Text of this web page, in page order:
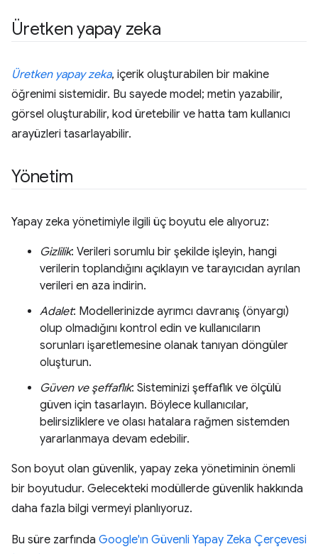
Üretken yapay zeka
Üretken yapay zeka, içerik oluşturabilen bir makine
öğrenimi sistemidir. Bu sayede model; metin yazabilir,
görsel oluşturabilir, kod üretebilir ve hatta tam kullanıcı
arayüzleri tasarlayabilir.
Yönetim
Yapay zeka yönetimiyle ilgili üç boyutu ele alıyoruz:
Gizlilik: Verileri sorumlu bir şekilde işleyin, hangi
verilerin toplandığını açıklayın ve tarayıcıdan ayrılan
verileri en aza indirin.
Adalet: Modellerinizde ayrımcı davranış (önyargı)
olup olmadığını kontrol edin ve kullanıcıların
sorunları işaretlemesine olanak tanıyan döngüler
oluşturun.
Güven ve şeffaflık: Sisteminizi şeffaflık ve ölçülü
güven için tasarlayın. Böylece kullanıcılar,
belirsizliklere ve olası hatalara rağmen sistemden
yararlanmaya devam edebilir.
Son boyut olan güvenlik, yapay zeka yönetiminin önemli
bir boyutudur. Gelecekteki modüllerde güvenlik hakkında
daha fazla bilgi vermeyi planlıyoruz.
Bu süre zarfında Google'ın Güvenli Yapay Zeka Çerçevesi